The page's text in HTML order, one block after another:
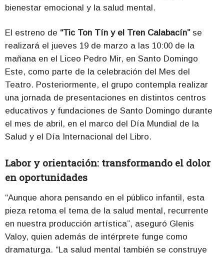
bienestar emocional y la salud mental.
El estreno de “Tic Ton Tín y el Tren Calabacín”se
realizará el jueves 19 de marzo a las 10:00 de la
mañana en el Liceo Pedro Mir, en Santo Domingo
Este, como parte de la celebración del Mes del
Teatro. Posteriormente, el grupo contempla realizar
una jornada de presentaciones en distintos centros
educativos y fundaciones de Santo Domingo durante
el mes de abril, en el marco del Día Mundial de la
Salud y el Día Internacional del Libro.
Labor y orientación: transformando el dolor
en oportunidades
“Aunque ahora pensando en el público infantil, esta
pieza retoma el tema de la salud mental, recurrente
en nuestra producción artística”, aseguró Glenis
Valoy, quien además de intérprete funge como
dramaturga. “La salud mental también se construye